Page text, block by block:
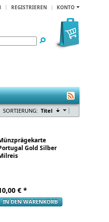
KONTO
REGISTRIEREN
SORTIERUNG: Titel
Gold Silber
€ *
IN DEN WARENKORB